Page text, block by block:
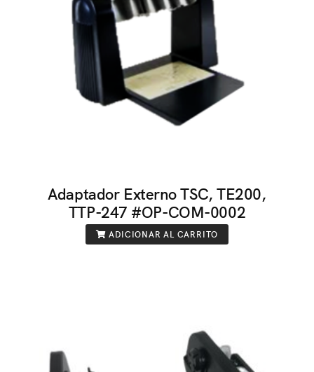
Adaptador Externo TSC, TE200,
TTP-247 #OP-COM-0002
ADICIONAR AL CARRITO